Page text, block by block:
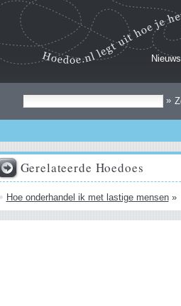
Nieuws
»
Gerelateerde Hoedoes
Hoe onderhandel ik met lastige mensen»